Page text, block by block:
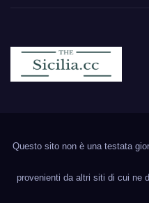
Questo sito non è una testata
provenienti da altri siti di cui ne